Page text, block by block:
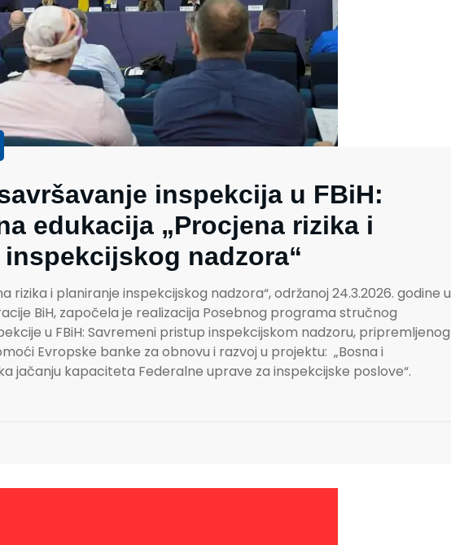
inspekcija u FBiH:
edukacija „Procjena rizika i
nadzora“
rizika i planiranje inspekcijskog nadzora“, održanoj 24.3.2026. godine u
BiH, započela je realizacija Posebnog programa stručnog
u FBiH: Savremeni pristup inspekcijskom nadzoru, pripremljenog
Evropske banke za obnovu i razvoj u projektu: „Bosna i
jačanju kapaciteta Federalne uprave za inspekcijske poslove“.